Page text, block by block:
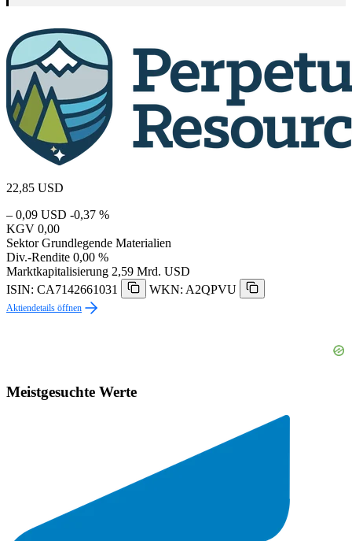
22,85 USD
– 0,09 USD -0,37 %
KGV 0,00
Sektor Grundlegende Materialien
Div.-Rendite 0,00 %
Marktkapitalisierung 2,59 Mrd. USD
ISIN: CA7142661031
WKN: A2QPVU
Aktiendetails öffnen
Meistgesuchte Werte